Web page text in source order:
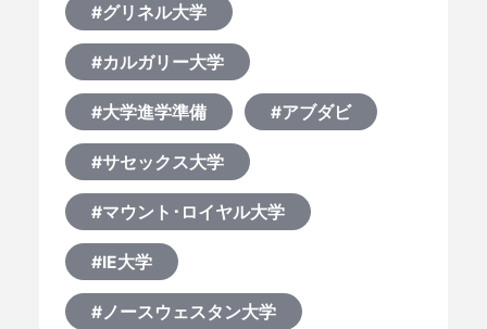
#グリネル大学
#カルガリー大学
#大学進学準備 #アブダビ
#サセックス大学
#マウント･ロイヤル大学
#IE大学
#ノースウェスタン大学